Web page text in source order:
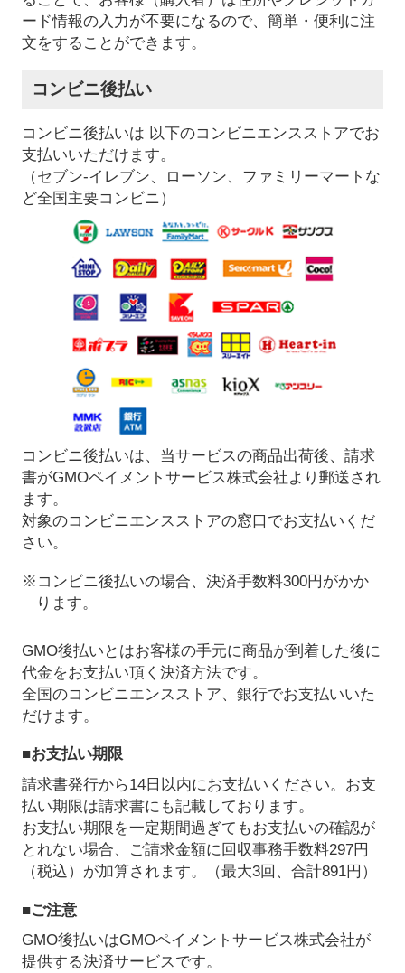
ード情報の入力が不要になるので、簡単・便利に注
文をすることができます。
コンビニ後払い
コンビニ後払いは 以下のコンビニエンスストアでお
支払いいただけます。
（セブン-イレブン、ローソン、ファミリーマートな
ど全国主要コンビニ）
コンビニ後払いは、当サービスの商品出荷後、請求
書がGMOペイメントサービス株式会社より郵送され
ます。
対象のコンビニエンスストアの窓口でお支払いくだ
さい。
※コンビニ後払いの場合、決済手数料300円がかか
ります。
GMO後払いとはお客様の手元に商品が到着した後に
代金をお支払い頂く決済方法です。
全国のコンビニエンスストア、銀行でお支払いいた
だけます。
■お支払い期限
請求書発行から14日以内にお支払いください。お支
払い期限は請求書にも記載しております。
お支払い期限を一定期間過ぎてもお支払いの確認が
とれない場合、ご請求金額に回収事務手数料297円
（税込）が加算されます。（最大3回、合計891円）
■ご注意
GMO後払いはGMOペイメントサービス株式会社が
提供する決済サービスです。